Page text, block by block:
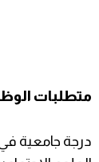
متطلبات
درجة جامعية في